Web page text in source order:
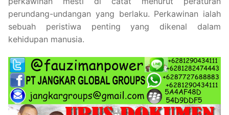
perundang-undangan yang berlaku. Perkawinan ialah
sebuah peristiwa penting yang dikenal dalam
kehidupan manusia.